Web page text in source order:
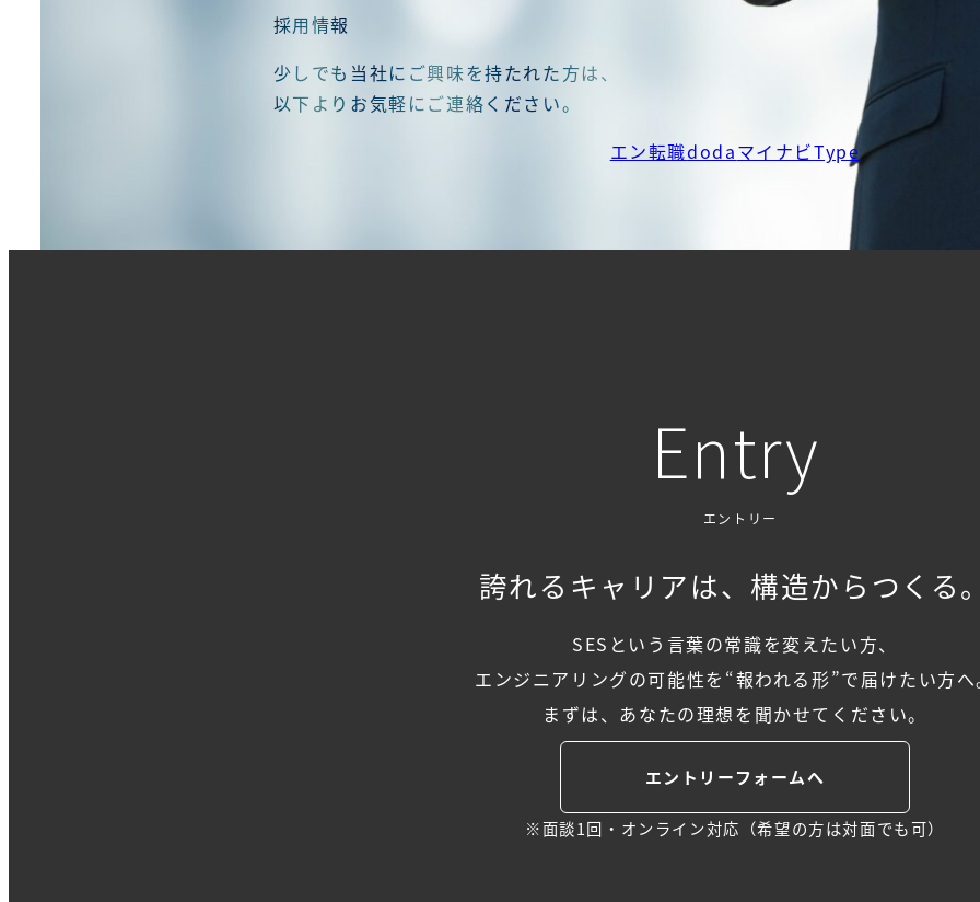
採用情報
少しでも当社にご興味を持たれた方は、
以下よりお気軽にご連絡ください。
エン転職dodaマイナビType
Entry
エントリー
誇れるキャリアは、 構造からつくる
SESという言葉の常識を変えたい方、
エンジニアリングの可能性を “報われる形”で届けたい方
まずは、あなたの理想を聞かせてください。
エントリーフォームへ
※面談1回・オンライン対応（希望の方は対面でも可）